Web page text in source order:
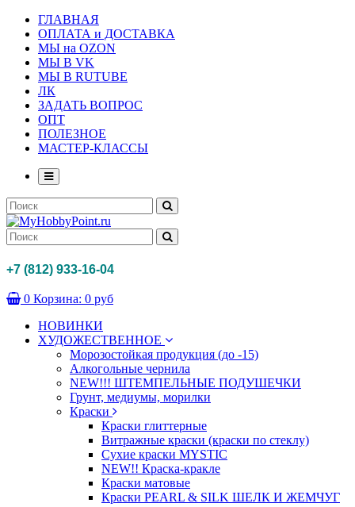
ГЛАВНАЯ
ОПЛАТА и ДОСТАВКА
МЫ на OZON
МЫ В VK
МЫ В RUTUBE
ЛК
ЗАДАТЬ ВОПРОС
ОПТ
ПОЛЕЗНОЕ
МАСТЕР-КЛАССЫ
+7 (812) 933-16-04
0 Корзина: 0 руб
НОВИНКИ
ХУДОЖЕСТВЕННОЕ
Морозостойкая продукция (до -15)
Алкогольные чернила
NEW!!! ШТЕМПЕЛЬНЫЕ ПОДУШЕЧКИ
Грунт, медиумы, морилки
Краски
Краски глиттерные
Витражные краски (краски по стеклу)
Сухие краски MYSTIC
NEW!! Краска-кракле
Краски матовые
Краски PEARL & SILK ШЕЛК И ЖЕМЧУГ